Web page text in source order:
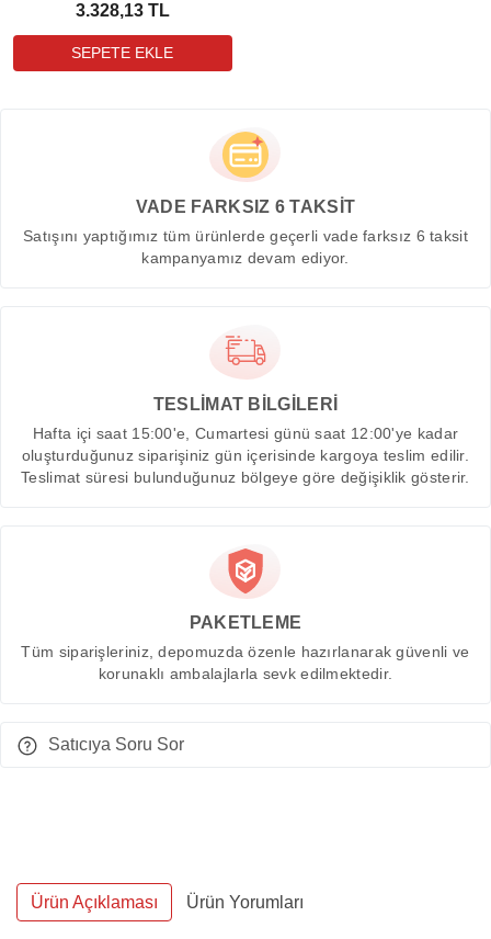
3.328,13 TL
VADE FARKSIZ 6 TAKSİT
Satışını yaptığımız tüm ürünlerde geçerli vade farksız 6 taksit
kampanyamız devam ediyor.
TESLİMAT BİLGİLERİ
Hafta içi saat 15:00'e, Cumartesi günü saat 12:00'ye kadar
oluşturduğunuz siparişiniz gün içerisinde kargoya teslim edilir.
Teslimat süresi bulunduğunuz bölgeye göre değişiklik gösterir.
PAKETLEME
Tüm siparişleriniz, depomuzda özenle hazırlanarak güvenli ve
korunaklı ambalajlarla sevk edilmektedir.
Satıcıya Soru Sor
Ürün Açıklaması Ürün Yorumları